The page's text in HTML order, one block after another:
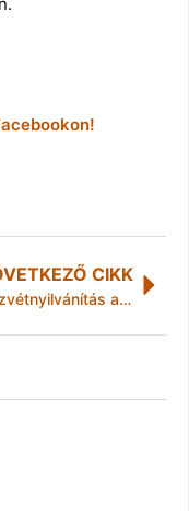
CIKK
Részvétnyilvánítás a manchesteri terrortámadásra